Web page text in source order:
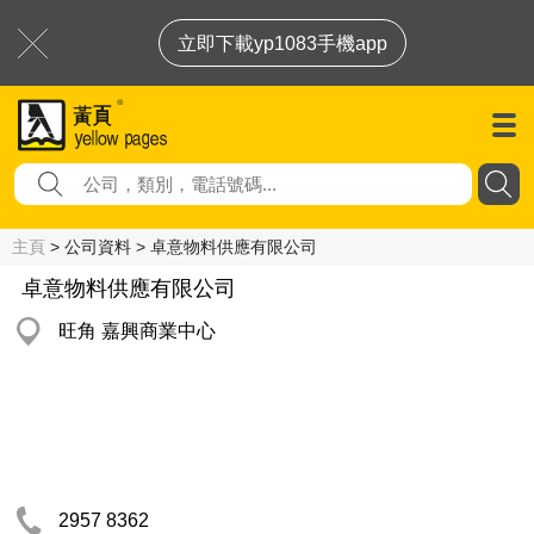
立即下載yp1083手機app
主頁 > 公司資料 > 卓意物料供應有限公司
卓意物料供應有限公司
旺角 嘉興商業中心
2957 8362